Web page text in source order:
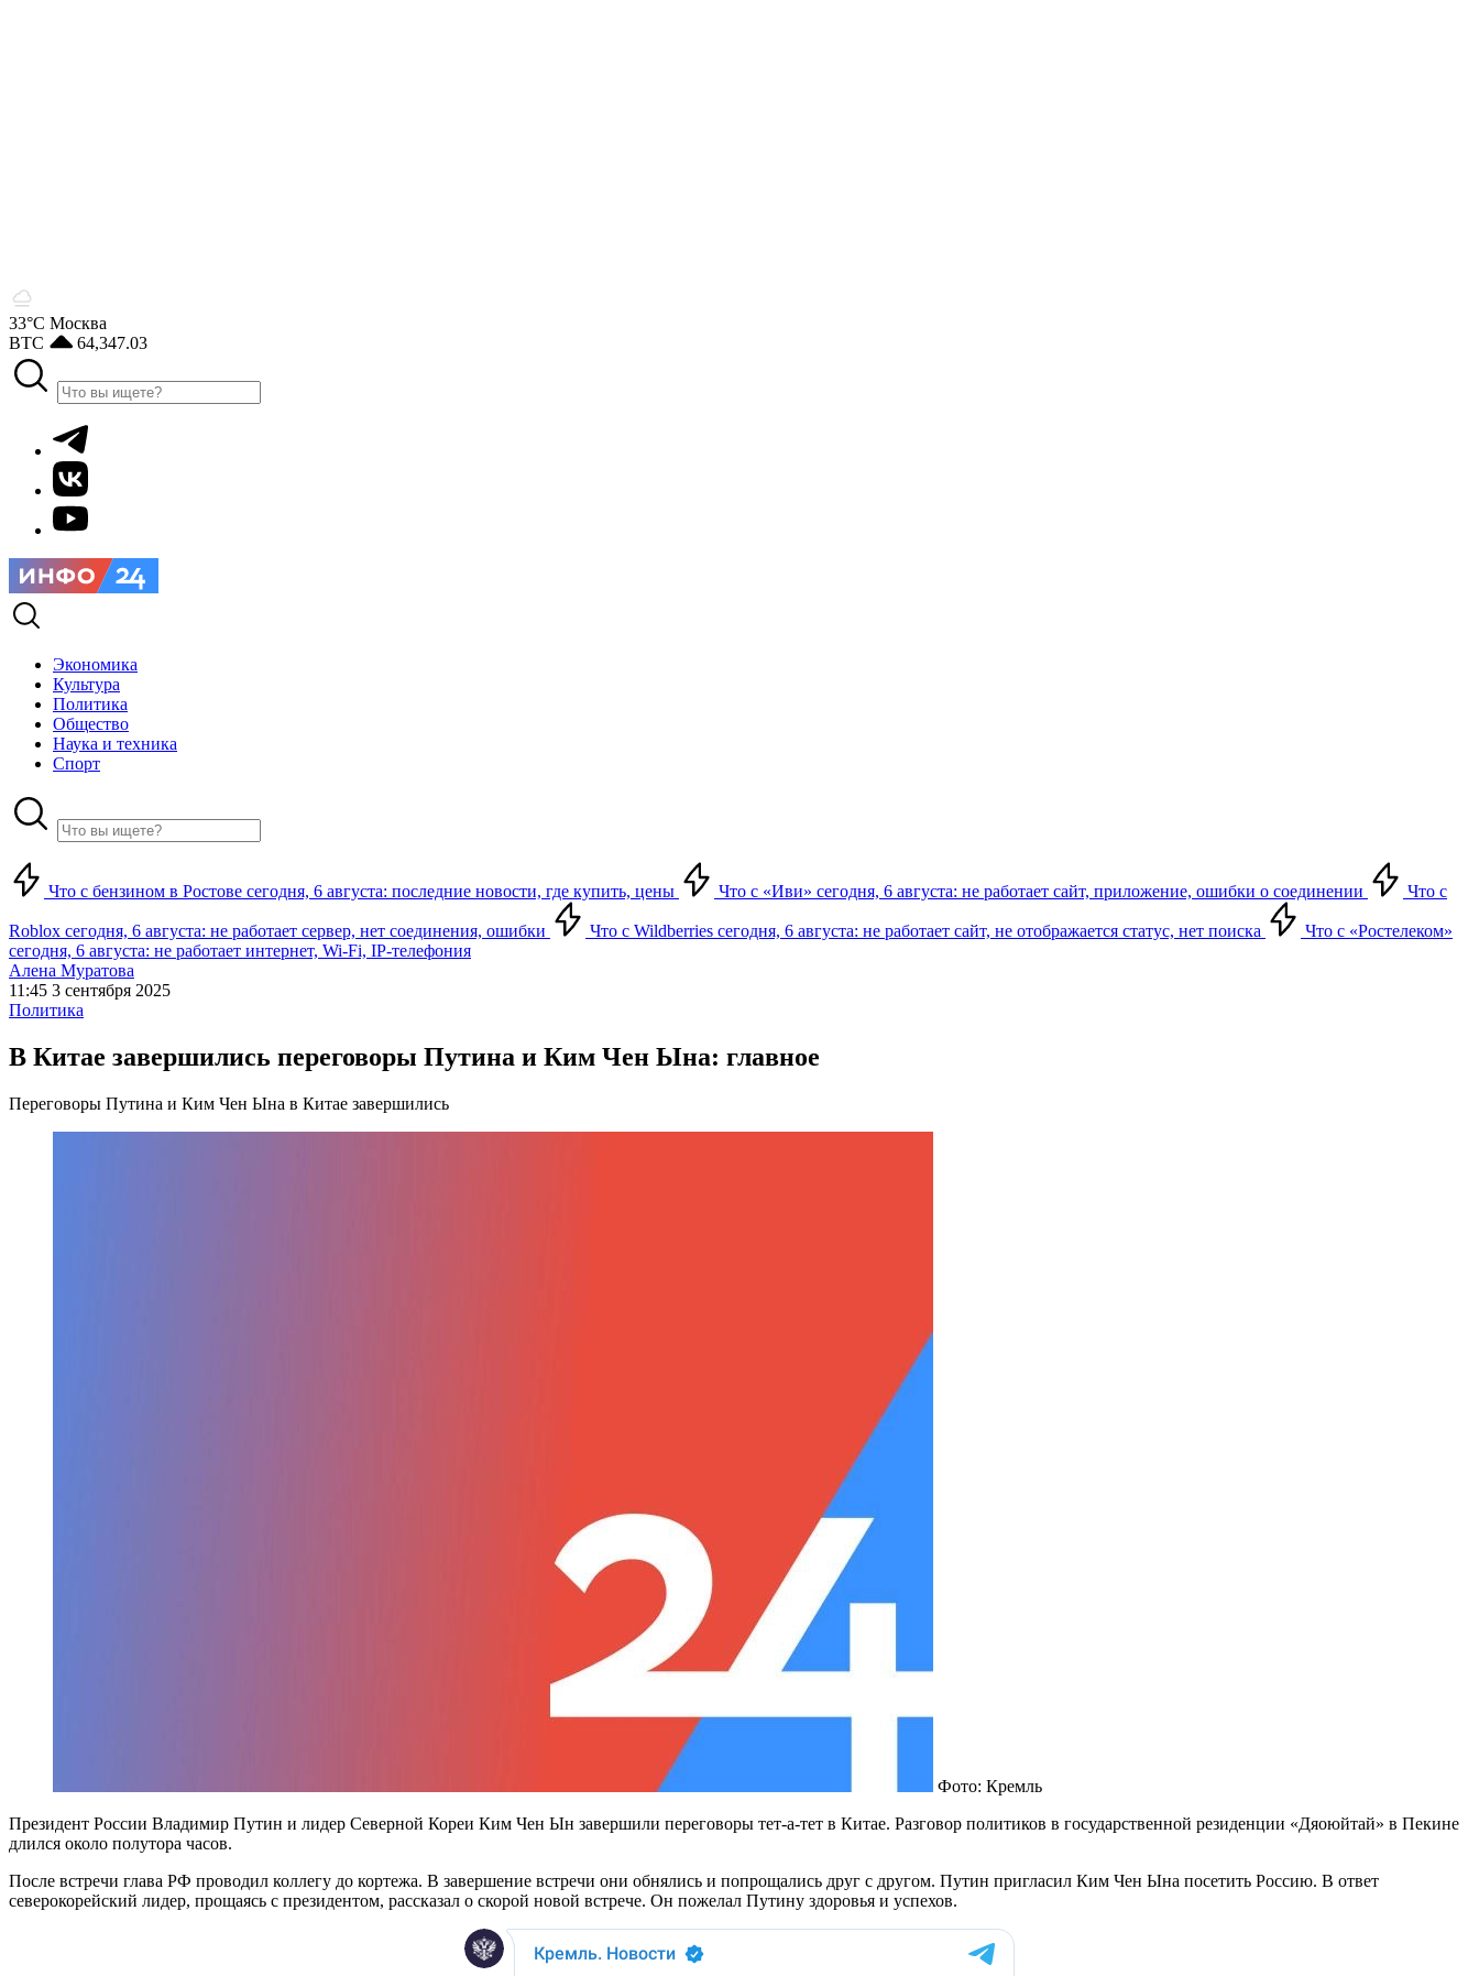
33°С Москва
BTC
64,347.03
Экономика
Культура
Политика
Общество
Наука и техника
Спорт
Что с бензином в Ростове сегодня, 6 августа: последние новости, где купить, цены Что с «Иви» сегодня, 6 августа: не работает сайт, приложение, ошибки о соединении Что с
Roblox сегодня, 6 августа: не работает сервер, нет соединения, ошибки Что с Wildberries сегодня, 6 августа: не работает сайт, не отображается статус, нет поиска
Что с «Ростелеком»
сегодня, 6 августа: не работает интернет, Wi-Fi, IP-телефония
Алена Муратова
11:45 3 сентября 2025
Политика
В Китае завершились переговоры Путина и Ким Чен Ына: главное
Переговоры Путина и Ким Чен Ына в Китае завершились
Фото: Кремль
Президент России Владимир Путин и лидер Северной Кореи Ким Чен Ын завершили переговоры тет-а-тет в Китае. Разговор политиков в государственной резиденции «Дяоюйтай» в Пекине
длился около полутора часов.
После встречи глава РФ проводил коллегу до кортежа. В завершение встречи они обнялись и попрощались друг с другом. Путин пригласил Ким Чен Ына посетить Россию. В ответ
северокорейский лидер, прощаясь с президентом, рассказал о скорой новой встрече. Он пожелал Путину здоровья и успехов.